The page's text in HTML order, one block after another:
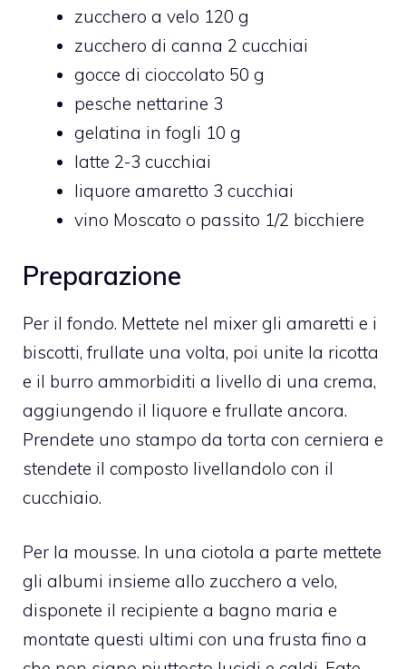
zucchero a velo 120 g
zucchero di canna 2 cucchiai
gocce di cioccolato 50 g
pesche nettarine 3
gelatina in fogli 10 g
latte 2-3 cucchiai
liquore amaretto 3 cucchiai
vino Moscato o passito 1/2 bicchiere
Preparazione
Per il fondo. Mettete nel mixer gli amaretti e i
biscotti, frullate una volta, poi unite la ricotta
e il burro ammorbiditi a livello di una crema,
aggiungendo il liquore e frullate ancora.
Prendete uno stampo da torta con cerniera e
stendete il composto livellandolo con il
cucchiaio.
Per la mousse. In una ciotola a parte mettete
gli albumi insieme allo zucchero a velo,
disponete il recipiente a bagno maria e
montate questi ultimi con una frusta fino a